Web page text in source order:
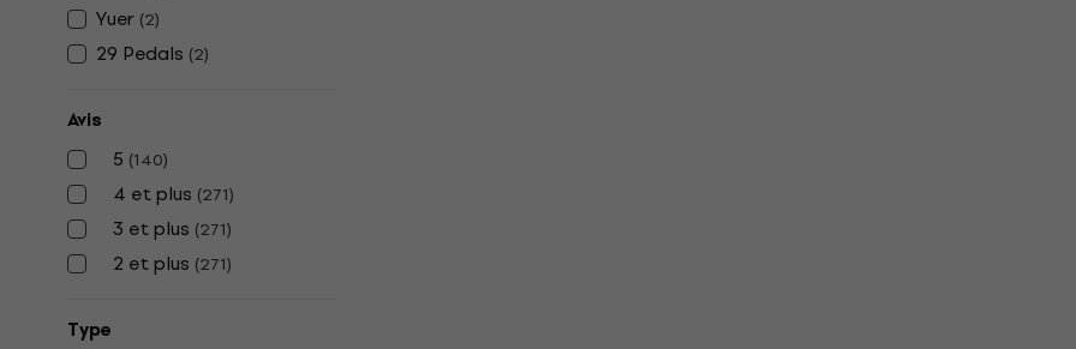
Yuer (2)
29 Pedals (2)
Avis
5 (140)
4 et plus (271)
3 et plus (271)
2 et plus (271)
Type